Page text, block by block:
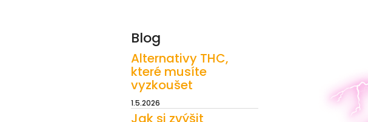
Blog
Alternativy THC,
které musíte
vyzkoušet
1.5.2026
Jak si zvýšit